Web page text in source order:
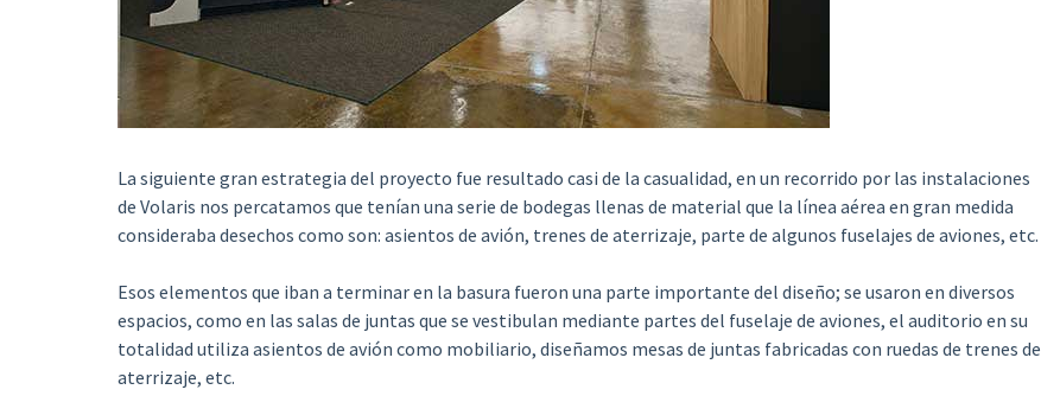
La siguiente gran estrategia del proyecto fue resultado casi de la casualidad, en un recorrido por las instalaciones
de Volaris nos percatamos que tenían una serie de bodegas llenas de material que la línea aérea en gran medida
consideraba desechos como son: asientos de avión, trenes de aterrizaje, parte de algunos fuselajes de aviones, etc.
Esos elementos que iban a terminar en la basura fueron una parte importante del diseño; se usaron en diversos
espacios, como en las salas de juntas que se vestibulan mediante partes del fuselaje de aviones, el auditorio en su
totalidad utiliza asientos de avión como mobiliario, diseñamos mesas de juntas fabricadas con ruedas de trenes de
aterrizaje, etc.